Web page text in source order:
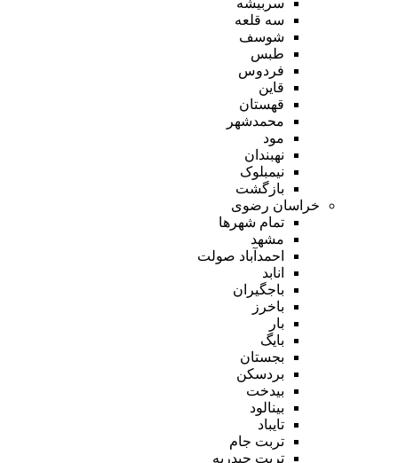
سه قلعه
شوسف
طبس
فردوس
قاین
قهستان
محمدشهر
مود
نهبندان
نیمبلوک
بازگشت
خراسان رضوی
تمام شهر‌ها
مشهد
احمدآباد صولت
انابد
باجگیران
باخرز
بار
بایگ
بجستان
بردسکن
بیدخت
بینالود
تایباد
تربت جام
تربت حیدریه